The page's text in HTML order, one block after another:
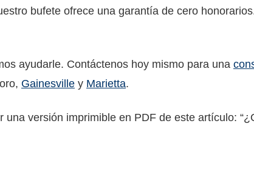
bufete ofrece una garantía de cero
ayudarle. Contáctenos hoy mismo para una
Gainesville y Marietta.
una versión imprimible en PDF de este artículo: